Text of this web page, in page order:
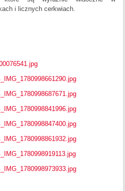
i licznych cerkwiach.